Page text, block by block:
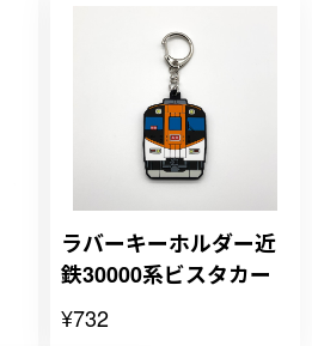
ラバーキーホルダー近
鉄30000系ビスタカー
¥732